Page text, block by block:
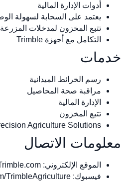
أدوات الإدارة المالية
يعتمد على السحابة لسهولة
تتبع المخزون لمدخلات المزرعة
التكامل مع أجهزة Trimble
خدمات
رسم الخرائط الميدانية
مراقبة صحة المحاصيل
الإدارة المالية
تتبع المخزون
Agriculture Solutions
معلومات الاتصال
الموقع الإلكتروني: Agriculture.Trimble.com
فيسبوك: facebook.com/TrimbleAgriculture